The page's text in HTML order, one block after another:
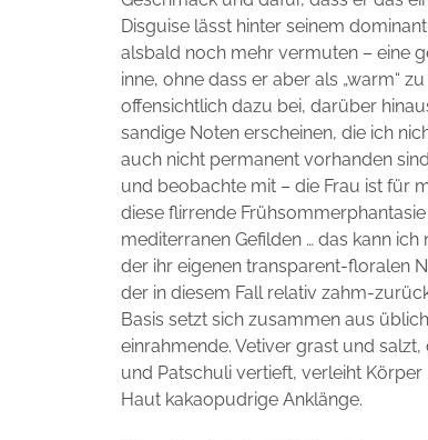
Disguise lässt hinter seinem
alsbald noch mehr vermuten – eine
inne, ohne dass er aber als „warm“
offensichtlich dazu bei, darüber
sandige Noten erscheinen, die ich
auch nicht permanent vorhanden
und beobachte mit – die Frau ist für
diese flirrende
mediterranen Gefilden … das kann ich
der ihr eigenen transparent-floralen
der in diesem Fall relativ zahm-
Basis setzt sich zusammen aus
einrahmende. Vetiver grast und
und Patschuli vertieft, verleiht
Haut kakaopudrige Anklänge.